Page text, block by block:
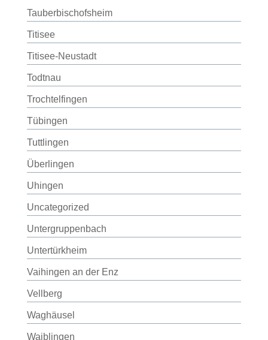
Tauberbischofsheim
Titisee
Titisee-Neustadt
Todtnau
Trochtelfingen
Tübingen
Tuttlingen
Überlingen
Uhingen
Uncategorized
Untergruppenbach
Untertürkheim
Vaihingen an der Enz
Vellberg
Waghäusel
Waiblingen